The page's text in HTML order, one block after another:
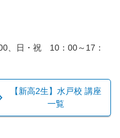
、日・祝 10：00～17：
【新高2生】水戸校 講座
一覧